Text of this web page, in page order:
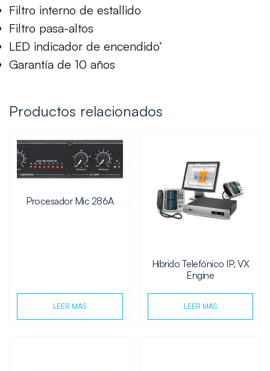
Filtro interno de estallido
Filtro pasa-altos
LED indicador de encendido’
Garantía de 10 años
Productos relacionados
Procesador Mic 286A
LEER MÁS
Híbrido Telefónico IP, VX
Engine
LEER MÁS